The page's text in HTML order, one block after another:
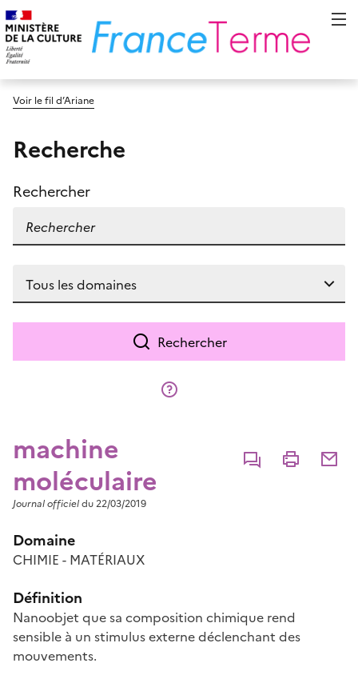
Voir le fil d’Ariane
Recherche
Rechercher
Rechercher
machine
moléculaire
CommenterImprimer
Journal officieldu 22/03/2019
Domaine
CHIMIE - MATÉRIAUX
Définition
Nanoobjet que sa composition chimique rend
sensible à un stimulus externe déclenchant des
mouvements.